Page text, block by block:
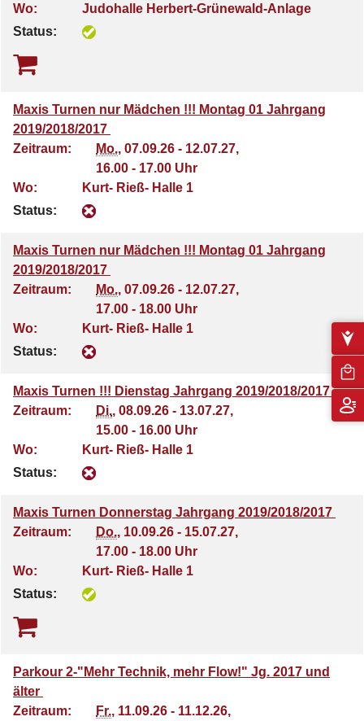
Wo:
Judohalle Herbert-Grünewald-Anlage
Status:
Maxis Turnen nur Mädchen !!! Montag 01 Jahrgang
2019/2018/2017
Zeitraum:
Mo., 07.09.26 - 12.07.27,
16.00 - 17.00 Uhr
Wo:
Kurt- Rieß- Halle 1
Status:
Maxis Turnen nur Mädchen !!! Montag 01 Jahrgang
2019/2018/2017
Zeitraum:
Mo., 07.09.26 - 12.07.27,
17.00 - 18.00 Uhr
Wo:
Kurt- Rieß- Halle 1
Status:
Maxis Turnen !!! Dienstag Jahrgang 2019/2018/2017
Zeitraum:
Di., 08.09.26 - 13.07.27,
15.00 - 16.00 Uhr
Wo:
Kurt- Rieß- Halle 1
Status:
Maxis Turnen Donnerstag Jahrgang 2019/2018/2017
Zeitraum:
Do., 10.09.26 - 15.07.27,
17.00 - 18.00 Uhr
Wo:
Kurt- Rieß- Halle 1
Status:
Parkour 2-"Mehr Technik, mehr Flow!" Jg. 2017 und
älter
Zeitraum:
Fr., 11.09.26 - 11.12.26,